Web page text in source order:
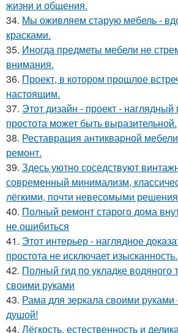
жизни и общения.
34. Мы оживляем старую мебель -
красками.
35. Иногда предметы мебели не
внимания.
36. Проект, в котором прошлое
настоящим.
37. Этот дизайн - проект - наглядный
простота может быть выразительной.
38. Реставрация антикварной
ремонт.
39. Здесь уютно соседствуют
современный минимализм,
лёгкими, почти невесомыми
40. Полный ремонт старого дома
не ошибиться
41. Этот интерьер - наглядное
простота не исключает изысканность.
42. Полный гид по укладке водяного
своими руками
43. Рама для зеркала своими руками
душой!
44. Лёгкость, естественность и